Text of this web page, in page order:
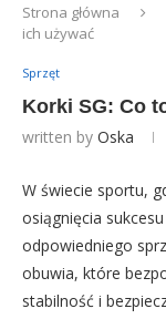
Strona główna
ich używać
Sprzęt
Korki SG: Co
written by Oska
W świecie sportu,
osiągnięcia
odpowiedniego
obuwia, które
stabilność i